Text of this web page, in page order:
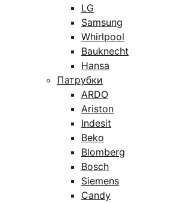
LG
Samsung
Whirlpool
Bauknecht
Hansa
Патрубки
ARDO
Ariston
Indesit
Beko
Blomberg
Bosch
Siemens
Candy